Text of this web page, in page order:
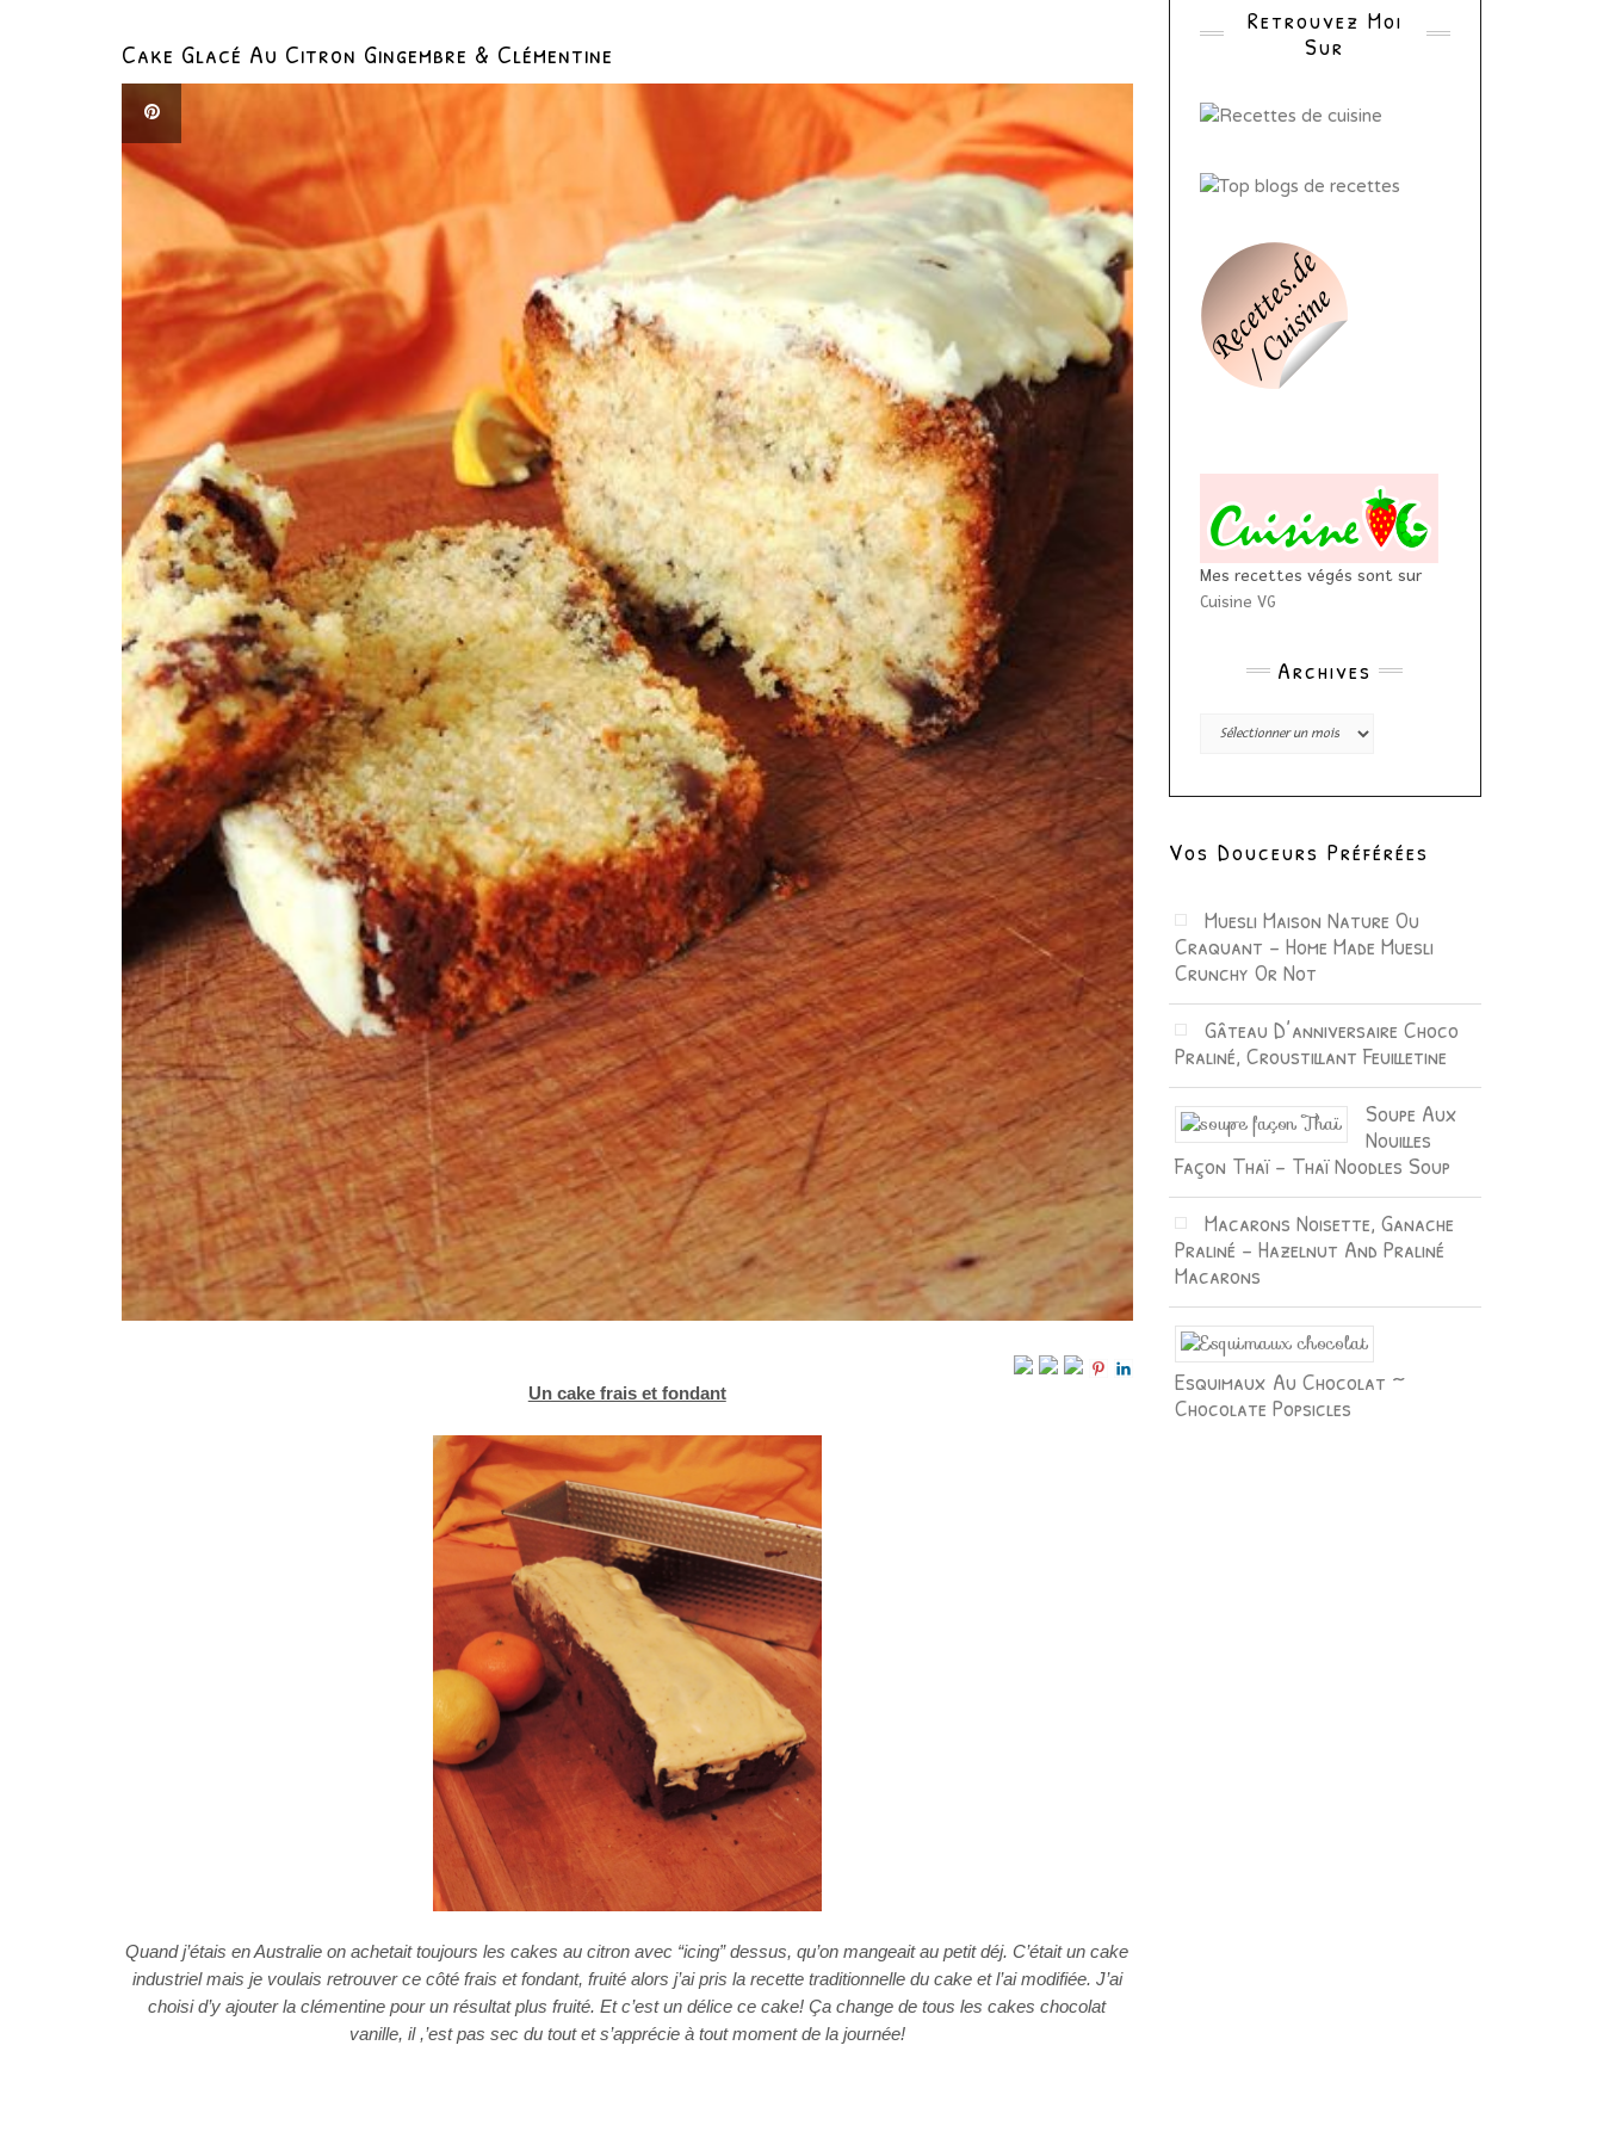
Cake Glacé Au Citron Gingembre & Clémentine
Un cake frais et fondant
Quand j’étais en Australie on achetait toujours les cakes au citron avec “icing” dessus, qu’on mangeait au petit déj. C’était un cake
industriel mais je voulais retrouver ce côté frais et fondant, fruité alors j’ai pris la recette traditionnelle du cake et l’ai modifiée. J’ai
choisi d’y ajouter la clémentine pour un résultat plus fruité. Et c’est un délice ce cake! Ça change de tous les cakes chocolat
vanille, il ,’est pas sec du tout et s’apprécie à tout moment de la journée!
Retrouvez Moi
Sur
Mes recettes végés sont sur
Cuisine VG
Archives
Archives
Vos Douceurs Préférées
Muesli Maison Nature Ou
Craquant – Home Made Muesli
Crunchy Or Not
Gâteau D’anniversaire Choco
Praliné, Croustillant Feuilletine
Soupe Aux
Nouilles
Façon Thaï – Thaï Noodles Soup
Macarons Noisette, Ganache
Praliné – Hazelnut And Praliné
Macarons
Esquimaux Au Chocolat ~
Chocolate Popsicles